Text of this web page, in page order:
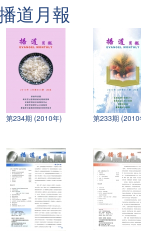
道月報
第234期 (2010年) 第233期 (2010